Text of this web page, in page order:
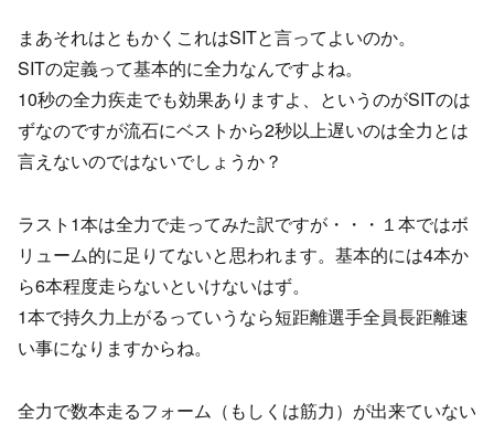
まあそれはともかくこれはSITと言ってよいのか。
SITの定義って基本的に全力なんですよね。
10秒の全力疾走でも効果ありますよ、というのがSITのは
ずなのですが流石にベストから2秒以上遅いのは全力とは
言えないのではないでしょうか？
ラスト1本は全力で走ってみた訳ですが・・・１本ではボ
リューム的に足りてないと思われます。基本的には4本か
ら6本程度走らないといけないはず。
1本で持久力上がるっていうなら短距離選手全員長距離速
い事になりますからね。
全力で数本走るフォーム（もしくは筋力）が出来ていない